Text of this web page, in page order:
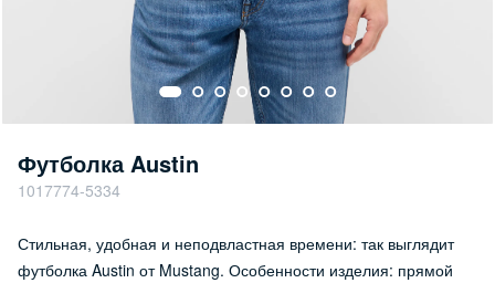
Футболка Austin
1017774-5334
Стильная, удобная и неподвластная времени: так выглядит
футболка Austin от Mustang. Особенности изделия: прямой